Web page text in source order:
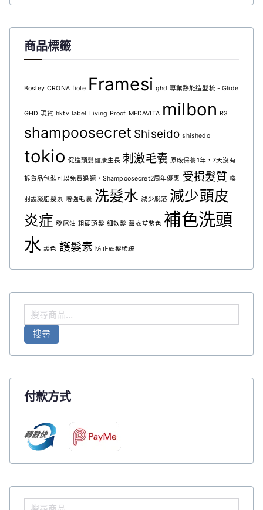
商品標籤
Bosley CRONA fiole Framesi ghd 專業熱能造型梳 - Glide
GHD 現貨 hktv label Living Proof MEDAVITA milbon R3
shampoosecret Shiseido shishedo
tokio 促進頭髮健康生長 刺激毛囊 原廠保養1年，7天沒有
拆貨品包裝可以免費退還，Shampoosecret2周年優惠 受損髮質 喚
羽護凝脂髮素 增強毛囊 洗髮水 減少脫落 減少頭皮
炎症 發尾油 粗硬頭髮 細軟髮 薰衣草紫色 補色洗頭
水 護色 護髮素 防止頭髮稀疏
搜
尋
搜尋
付款方式
搜